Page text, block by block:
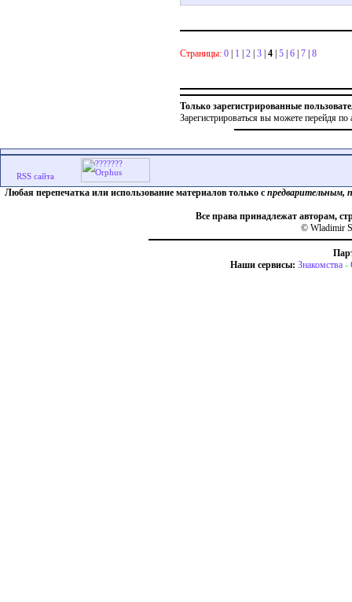
Страницы: 0 | 1 | 2 | 3 | 4 | 5 | 6 | 7 | 8
Только зарегистрированные
Зарегистрироваться вы можете перейдя по
Любая перепечатка или использование материалов только с предварительным,
Все права принадлежат авторам,
© Wladimir
Наши сервисы: Знакомства -